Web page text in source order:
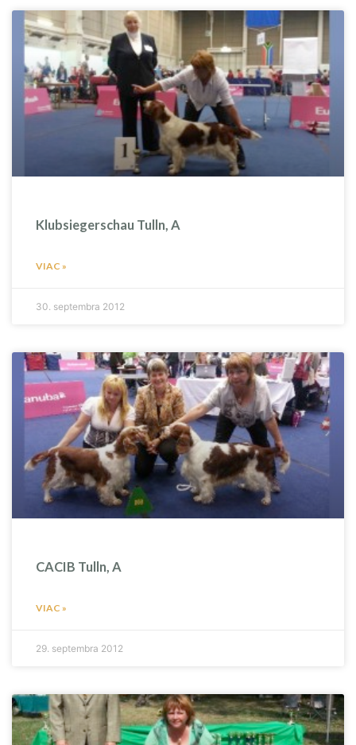
Klubsiegerschau Tulln, A
VIAC »
30. septembra 2012
CACIB Tulln, A
VIAC »
29. septembra 2012